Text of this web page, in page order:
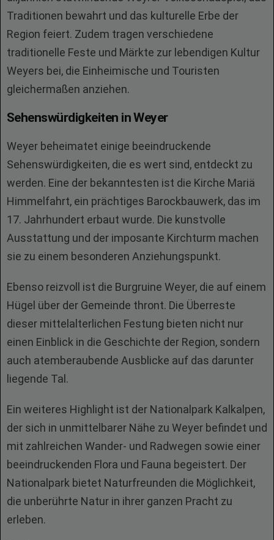
Traditionen bewahrt und das kulturelle Erbe der
Region feiert. Zudem tragen verschiedene
traditionelle Feste und Märkte zur lebendigen Kultur
Weyers bei, die Einheimische und Touristen
gleichermaßen anziehen.
Sehenswürdigkeiten in Weyer
Weyer beheimatet einige beeindruckende
Sehenswürdigkeiten, die es wert sind, entdeckt zu
werden. Eine der bekanntesten ist die Kirche Mariä
Himmelfahrt, ein prächtiges Barockbauwerk, das im
17. Jahrhundert erbaut wurde. Die kunstvolle
Ausstattung und der imposante Kirchturm machen
sie zu einem besonderen Anziehungspunkt.
Ebenso reizvoll ist die Burgruine Weyer, die auf einem
Hügel über der Gemeinde thront. Die Überreste
dieser mittelalterlichen Festung bieten nicht nur
einen Einblick in die Geschichte der Region, sondern
auch atemberaubende Ausblicke auf das darunter
liegende Tal.
Ein weiteres Highlight ist der Nationalpark Kalkalpen,
der sich in unmittelbarer Nähe zu Weyer befindet und
mit zahlreichen Wander- und Radwegen sowie einer
beeindruckenden Flora und Fauna begeistert. Der
Nationalpark bietet Naturfreunden die Möglichkeit,
die unberührte Natur in ihrer ganzen Pracht zu
erleben.